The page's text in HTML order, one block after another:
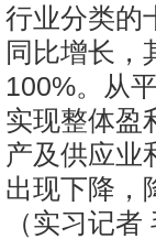
行业分类的
同比增长，
100%。从
实现整体盈
产及供应业
出现下降，
（实习记